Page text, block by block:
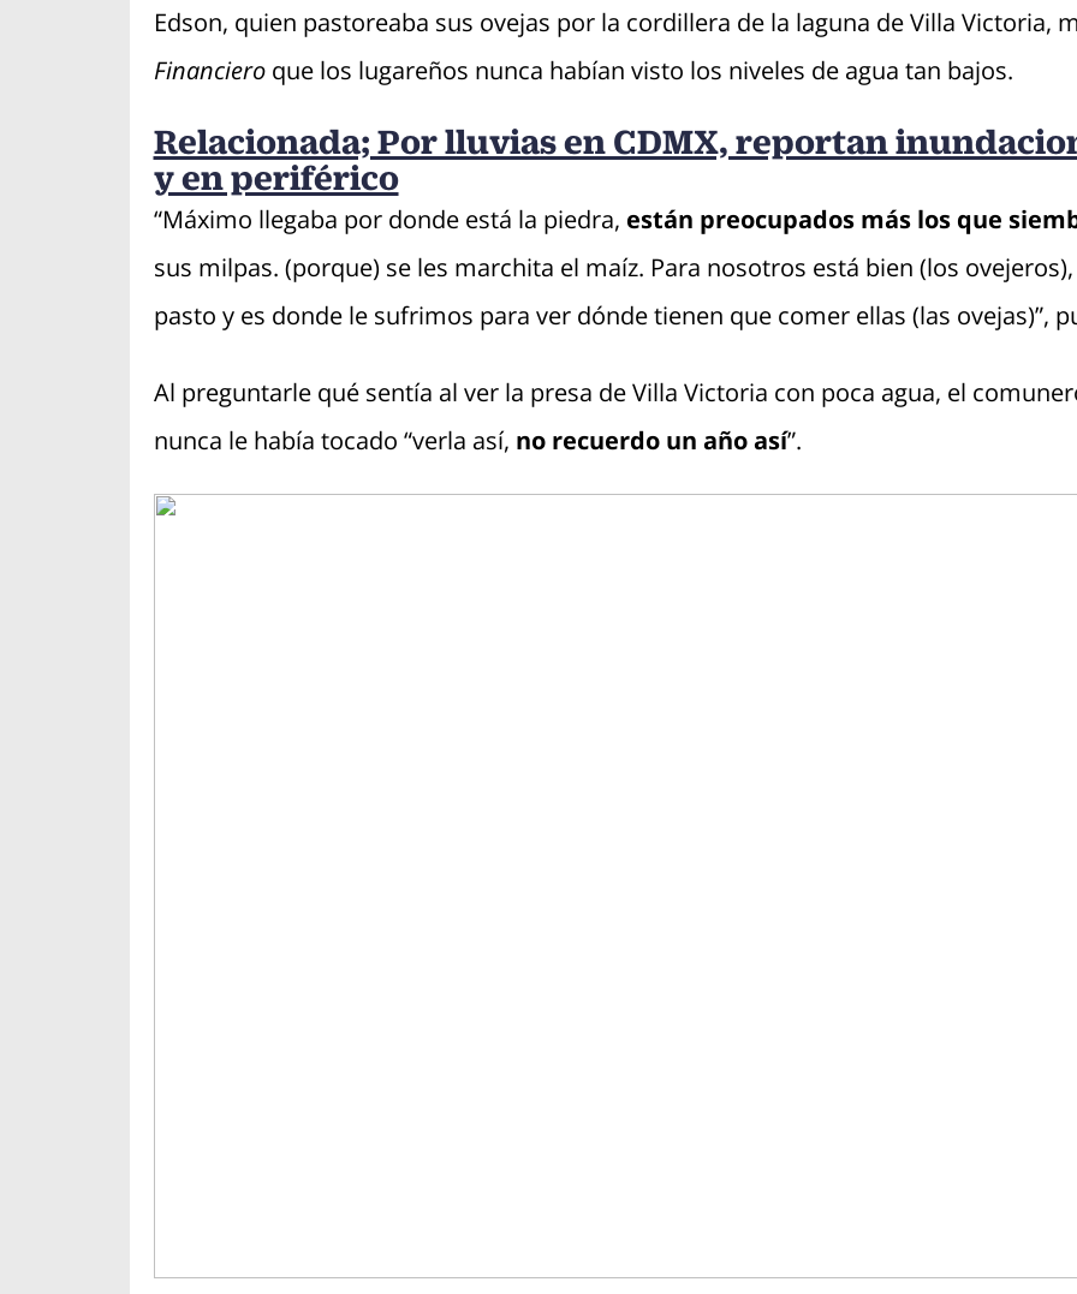
Edson, quien pastoreaba sus ovejas por la cordillera de la laguna de Villa Victoria,
Financiero que los lugareños nunca habían visto los niveles de agua tan bajos.
Relacionada; Por lluvias en CDMX, reportan
y en periférico
“Máximo llegaba por donde está la piedra, están preocupados más los que
sus milpas. (porque) se les marchita el maíz. Para nosotros está bien (los
pasto y es donde le sufrimos para ver dónde tienen que comer ellas (las ovejas)”,
Al preguntarle qué sentía al ver la presa de Villa Victoria con poca agua, el
nunca le había tocado “verla así, no recuerdo un año así”.